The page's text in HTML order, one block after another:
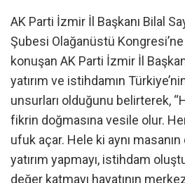
AK Parti İzmir İl Başkanı Bilal
Şubesi Olağanüstü Kongresi’ne
konuşan AK Parti İzmir İl
yatırım ve istihdamın
unsurları olduğunu belirterek,
fikrin doğmasına vesile olur.
ufuk açar. Hele ki aynı
yatırım yapmayı, istihdam
değer katmayı hayatının